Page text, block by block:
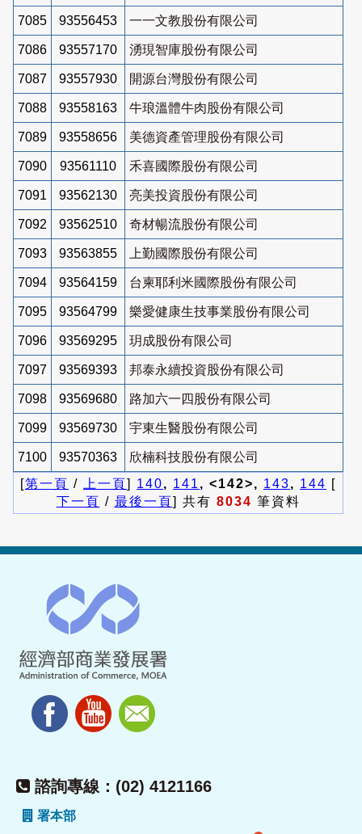
7085 93556453 一一文教股份有限公司
7086 93557170 湧現智庫股份有限公司
7087 93557930 開源台灣股份有限公司
7088 93558163 牛琅溫體牛肉股份有限公司
7089 93558656 美德資產管理股份有限公司
7090 93561110 禾喜國際股份有限公司
7091 93562130 亮美投資股份有限公司
7092 93562510 奇材暢流股份有限公司
7093 93563855 上勤國際股份有限公司
7094 93564159 台柬耶利米國際股份有限公司
7095 93564799 樂愛健康生技事業股份有限公司
7096 93569295 玥成股份有限公司
7097 93569393 邦泰永續投資股份有限公司
7098 93569680 路加六一四股份有限公司
7099 93569730 宇東生醫股份有限公司
7100 93570363
欣楠科技股份有限公司
[第一頁 / 上一頁] 140, 141 , <142>, 143, 144 [
下一頁 / 最後一頁] 共有 8034 筆資料
諮詢專線：(02) 4121166
署本部